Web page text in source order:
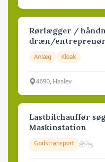
Rørlægger /
dræn/
Anlæg Kloak
4690, Haslev
Lastbilchauffør
Maskinstation
Godstransport